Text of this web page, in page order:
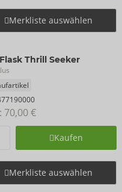
Merkliste auswählen
Thrill Seeker
70,00 €
Kaufen
Merkliste auswählen